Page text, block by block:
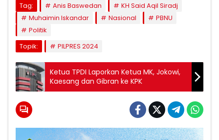
Tag: Anis Baswedan
KH Said Aqil Siradj
Muhaimin Iskandar
Nasional
PBNU
Politik
Topik:
PILPRES 2024
Ketua TPDI Laporkan Ketua MK, Jokowi,
Kaesang dan Gibran ke KPK